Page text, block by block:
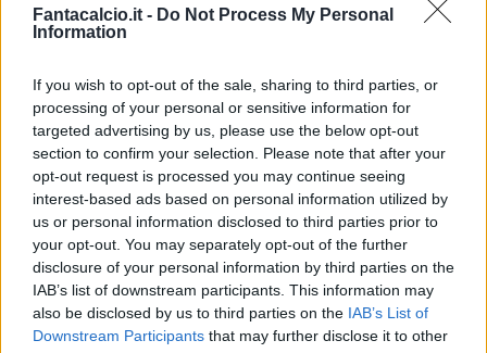
Fantacalcio.it - Do Not Process My Personal
Information
If you wish to opt-out of the sale, sharing to third parties, or
processing of your personal or sensitive information for
targeted advertising by us, please use the below opt-out
section to confirm your selection. Please note that after your
opt-out request is processed you may continue seeing
interest-based ads based on personal information utilized by
us or personal information disclosed to third parties prior to
your opt-out. You may separately opt-out of the further
disclosure of your personal information by third parties on the
IAB’s list of downstream participants. This information may
also be disclosed by us to third parties on the IAB’s List of
Downstream Participants that may further disclose it to other
mentale all’altezza del compito. In alcune
occasioni abbiamo anche giocato un buon
servivano i tre punti. Non si dava più valore a
nulla. E non è tutto . Il 95% delle cose che
venivano scritte o raccontate in tv da
giornalisti perbene e ben vestiti...». (Lo
interrompo).
Futuro Kvara?